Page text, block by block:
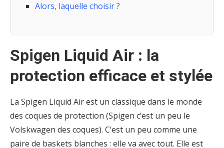
Alors, laquelle choisir ?
Spigen Liquid Air : la
protection efficace et stylée
La Spigen Liquid Air est un classique dans le monde
des coques de protection (Spigen c’est un peu le
Volskwagen des coques). C’est un peu comme une
paire de baskets blanches : elle va avec tout. Elle est